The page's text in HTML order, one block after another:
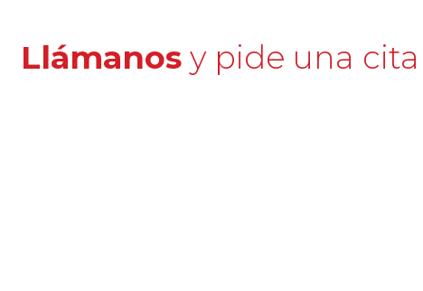
Llámanos y pide una cita